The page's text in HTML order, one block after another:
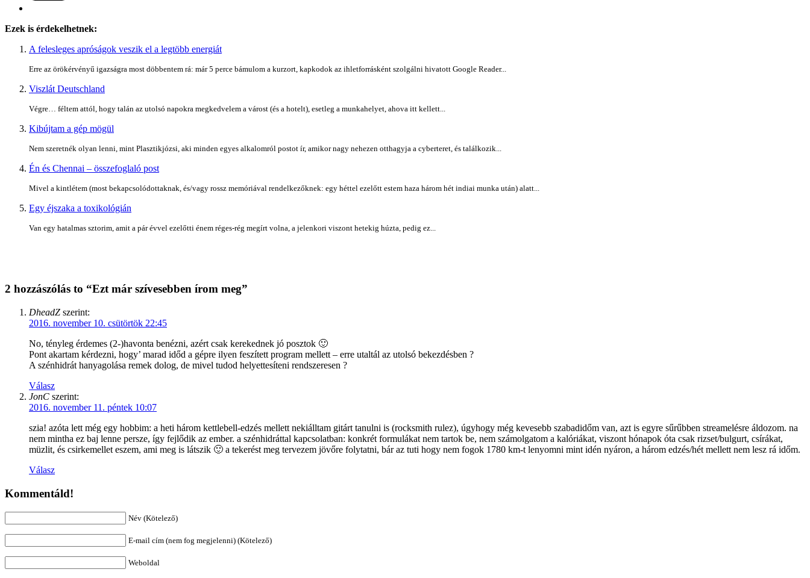
Ezek is érdekelhetnek:
A felesleges apróságok veszik el a legtöbb energiát
Erre az örökérvényű igazságra most döbbentem rá: már 5 perce bámulom a kurzort, kapkodok az ihletforrásként szolgálni hivatott Google Reader...
Viszlát Deutschland
Végre… féltem attól, hogy talán az utolsó napokra megkedvelem a várost (és a hotelt), esetleg a munkahelyet, ahova itt kellett...
Kibújtam a gép mögül
Nem szeretnék olyan lenni, mint Plasztikjózsi, aki minden egyes alkalomról postot ír, amikor nagy nehezen otthagyja a cyberteret, és találkozik...
Én és Chennai – összefoglaló post
Mivel a kintlétem (most bekapcsolódottaknak, és/vagy rossz memóriával rendelkezőknek: egy héttel ezelőtt estem haza három hét indiai munka után) alatt...
Egy éjszaka a toxikológián
Van egy hatalmas sztorim, amit a pár évvel ezelőtti énem réges-rég megírt volna, a jelenkori viszont hetekig húzta, pedig ez...
2 hozzászólás to “Ezt már szívesebben írom meg”
DheadZ szerint:
2016. november 10. csütörtök 22:45
No, tényleg érdemes (2-)havonta benézni, azért csak kerekednek jó posztok 🙂
Pont akartam kérdezni, hogy’ marad időd a gépre ilyen feszített program mellett – erre utaltál az utolsó bekezdésben ?
A szénhidrát hanyagolása remek dolog, de mivel tudod helyettesíteni rendszeresen ?
Válasz
JonC szerint:
2016. november 11. péntek 10:07
szia! azóta lett még egy hobbim: a heti három kettlebell-edzés mellett nekiálltam gitárt tanulni is (rocksmith rulez), úgyhogy még kevesebb szabadidőm van, azt is egyre sűrűbben streamelésre áldozom. na
nem mintha ez baj lenne persze, így fejlődik az ember. a szénhidráttal kapcsolatban: konkrét formulákat nem tartok be, nem számolgatom a kalóriákat, viszont hónapok óta csak rizset/bulgurt, csírákat,
müzlit, és csirkemellet eszem, ami meg is látszik 🙂 a tekerést meg tervezem jövőre folytatni, bár az tuti hogy nem fogok 1780 km-t lenyomni mint idén nyáron, a három edzés/hét mellett nem lesz rá időm.
Válasz
Kommentáld!
Név (Kötelező)
E-mail cím (nem fog megjelenni) (Kötelező)
Weboldal